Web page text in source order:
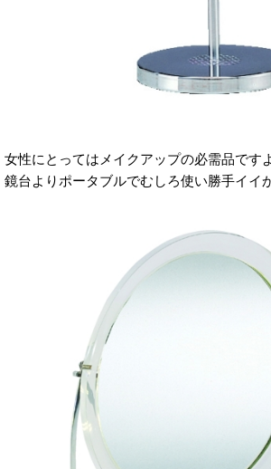
女性にとってはメイクアップの必需品ですよ
鏡台よりポータブルでむしろ使い勝手イイ